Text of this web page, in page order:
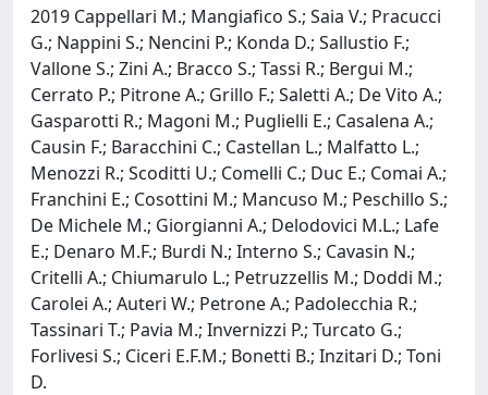
2019 Cappellari M.; Mangiafico S.; Saia V.; Pracucci
G.; Nappini S.; Nencini P.; Konda D.; Sallustio F.;
Vallone S.; Zini A.; Bracco S.; Tassi R.; Bergui M.;
Cerrato P.; Pitrone A.; Grillo F.; Saletti A.; De Vito A.;
Gasparotti R.; Magoni M.; Puglielli E.; Casalena A.;
Causin F.; Baracchini C.; Castellan L.; Malfatto L.;
Menozzi R.; Scoditti U.; Comelli C.; Duc E.; Comai A.;
Franchini E.; Cosottini M.; Mancuso M.; Peschillo S.;
De Michele M.; Giorgianni A.; Delodovici M.L.; Lafe
E.; Denaro M.F.; Burdi N.; Interno S.; Cavasin N.;
Critelli A.; Chiumarulo L.; Petruzzellis M.; Doddi M.;
Carolei A.; Auteri W.; Petrone A.; Padolecchia R.;
Tassinari T.; Pavia M.; Invernizzi P.; Turcato G.;
Forlivesi S.; Ciceri E.F.M.; Bonetti B.; Inzitari D.; Toni
D.